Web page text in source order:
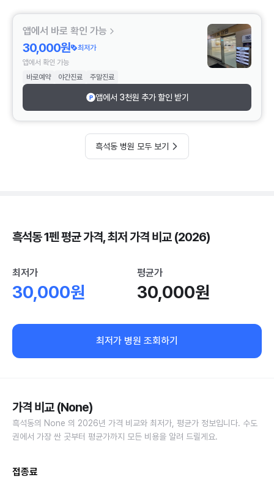
앱에서 바로 확인 가능
30,000원
최저가
앱에서 확인 가능
바로예약
야간진료 주말진료
앱에서 3천원 추가 할인 받기
흑석동 병원 모두 보기
흑석동 1펜 평균 가격, 최저 가격 비교 (2026)
최저가
30,000원
평균가
30,000원
최저가 병원 조회하기
가격 비교 (None)
흑석동의 None 의 2026년 가격 비교와 최저가, 평균가 정보입니다. 수도
권에서 가장 싼 곳부터 평균가까지 모든 비용을 알려 드릴게요.
접종료